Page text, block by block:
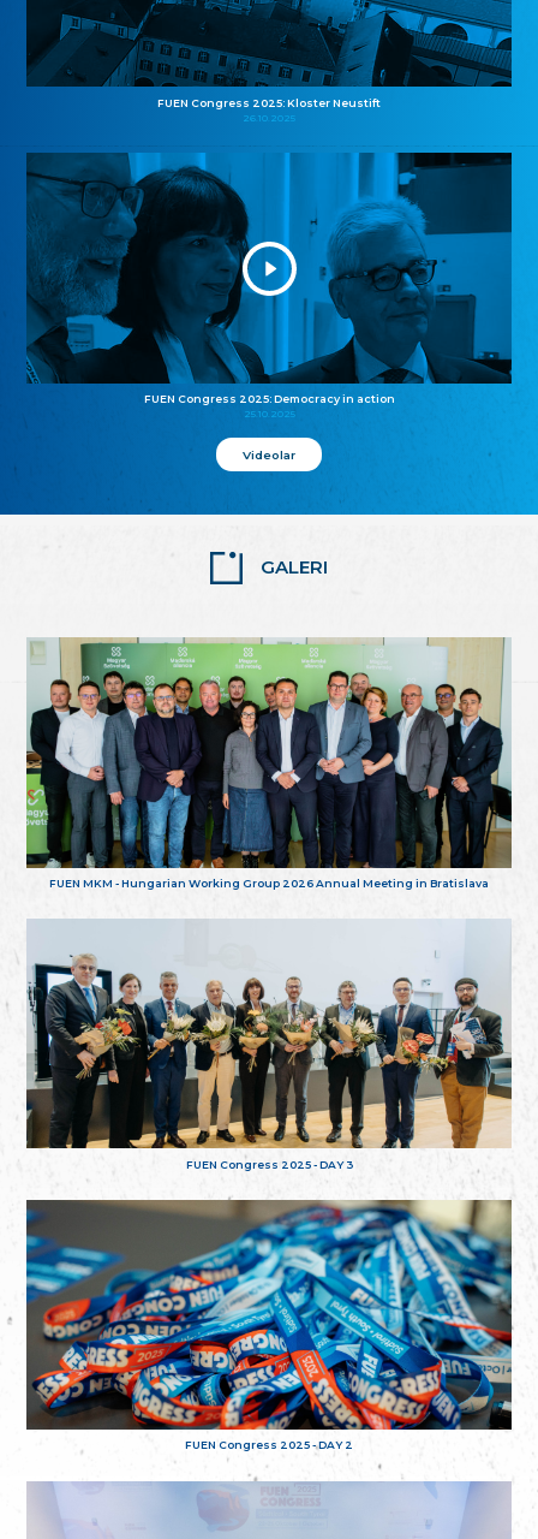
FUEN Congress 2025: Kloster Neustift
26.10.2025
FUEN Congress 2025: Democracy in action
25.10.2025
Videolar
GALERI
FUEN MKM - Hungarian Working Group 2026 Annual Meeting in Bratislava
FUEN Congress 2025 - DAY 3
FUEN Congress 2025 - DAY 2